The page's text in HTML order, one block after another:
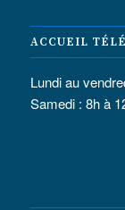
ACCUEIL
Lundi au
Samedi : 8h à